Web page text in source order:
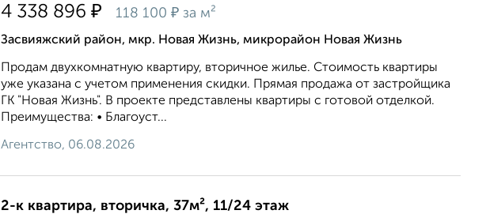
4 338 896 ₽ 118 100 ₽ за м²
Засвияжский район, мкр. Новая Жизнь, микрорайон Новая Жизнь
Продам двухкомнатную квартиру, вторичное жилье. Стоимость квартиры
уже укaзaна c учeтoм применeния cкидки. Прямая продажа от застройщика
ГК "Новая Жизнь". В проекте представлены квартиры с готовой отделкой.
Преимущества: • Благоуст...
Агентство, 06.08.2026
2-к квартира, вторичка, 37м², 11/24 этаж